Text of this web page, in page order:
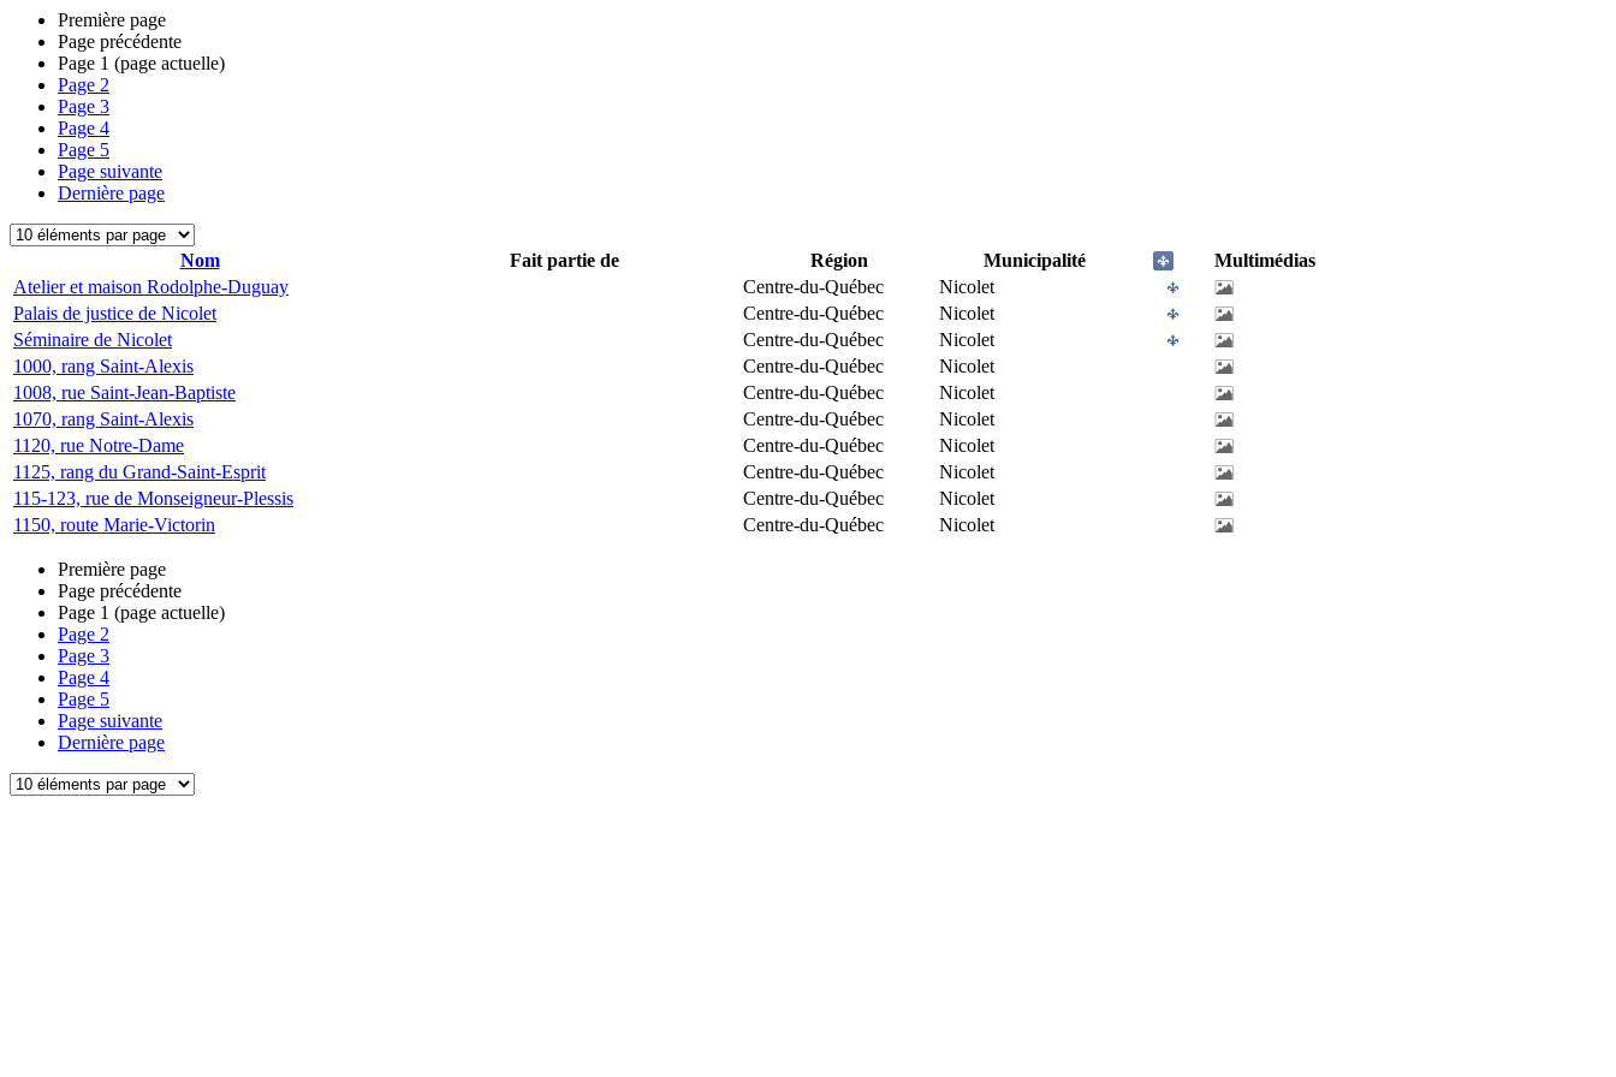
Première page
Page précédente
Page 1 (page actuelle)
Page 2
Page 3
Page 4
Page 5
Page suivante
Dernière page
Nom Fait partie de Région Municipalité
Multimédias
Atelier et maison Rodolphe-Duguay
Centre-du-Québec
Nicolet
Palais de justice de Nicolet
Centre-du-Québec
Nicolet
Séminaire de Nicolet
Centre-du-Québec
Nicolet
1000, rang Saint-Alexis
Centre-du-Québec
Nicolet
1008, rue Saint-Jean-Baptiste
Centre-du-Québec
Nicolet
1070, rang Saint-Alexis
Centre-du-Québec
Nicolet
1120, rue Notre-Dame
Centre-du-Québec
Nicolet
1125, rang du Grand-Saint-Esprit
Centre-du-Québec
Nicolet
115-123, rue de Monseigneur-Plessis
Centre-du-Québec
Nicolet
1150, route Marie-Victorin
Centre-du-Québec Nicolet
Première page
Page précédente
Page 1 (page actuelle)
Page 2
Page 3
Page 4
Page 5
Page suivante
Dernière page